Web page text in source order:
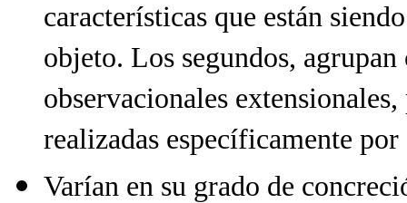
características que están
objeto. Los segundos,
observacionales
realizadas específicamente
Varían en su grado de